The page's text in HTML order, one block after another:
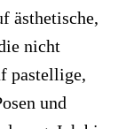
ästhetische,
nicht
pastellige,
und